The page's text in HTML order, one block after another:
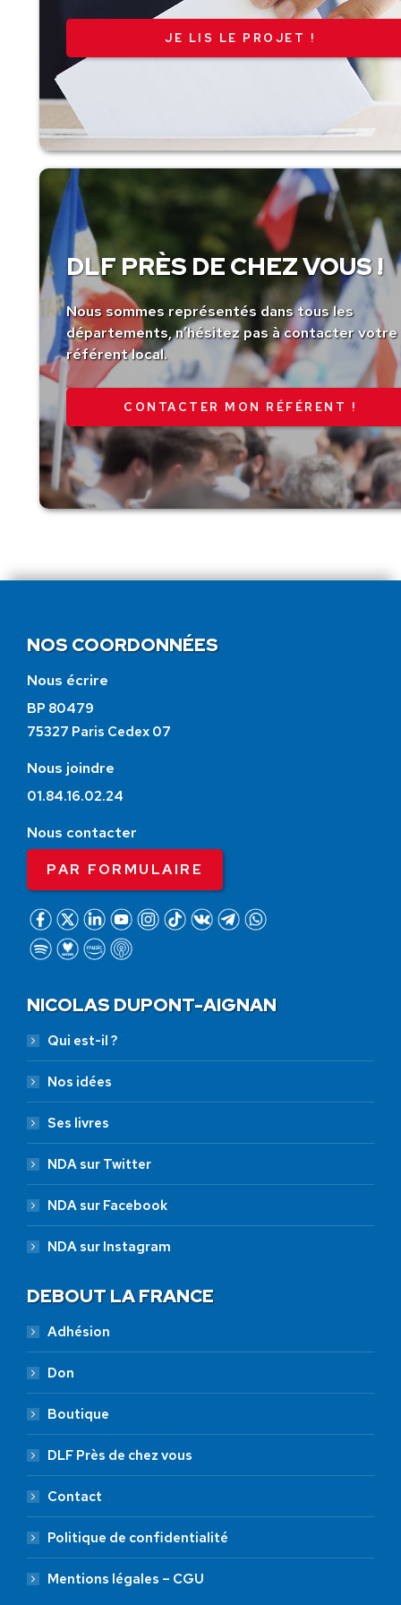
JE LIS LE PROJET !
DLF PRÈS DE CHEZ VOUS !
Nous sommes représentés dans tous les
départements, n’hésitez pas à contacter votre
référent local.
CONTACTER MON RÉFÉRENT !
NOS COORDONNÉES
Nous écrire
BP 80479
75327 Paris Cedex 07
Nous joindre
01.84.16.02.24
Nous contacter
PAR FORMULAIRE
NICOLAS DUPONT-AIGNAN
Qui est-il ?
Nos idées
Ses livres
NDA sur Twitter
NDA sur Facebook
NDA sur Instagram
DEBOUT LA FRANCE
Adhésion
Don
Boutique
DLF Près de chez vous
Contact
Politique de confidentialité
Mentions légales – CGU